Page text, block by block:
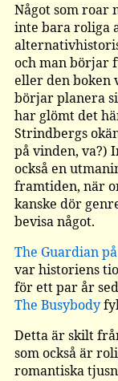
Något som roar
inte bara roliga
och man börjar
eller den boken
börjar planera
har glömt det
Strindbergs
på vinden, va?)
också en
framtiden, när
kanske dör
bevisa något.
The Guardian
var historiens
för ett par år
The Busybody
Detta är skilt
som också är
romantiska